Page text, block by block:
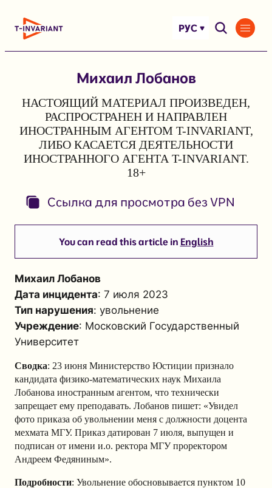
РУС
Михаил Лобанов
НАСТОЯЩИЙ МАТЕРИАЛ ПРОИЗВЕДЕН,
РАСПРОСТРАНЕН И НАПРАВЛЕН
ИНОСТРАННЫМ АГЕНТОМ T-INVARIANT,
ЛИБО КАСАЕТСЯ ДЕЯТЕЛЬНОСТИ
ИНОСТРАННОГО АГЕНТА T-INVARIANT.
18+
Ссылка для просмотра без VPN
You can read this article in English
Михаил Лобанов
Дата инцидента: 7 июля 2023
Тип нарушения: увольнение
Учреждение: Московский Государственный
Университет
Сводка: 23 июня Министерство Юстиции признало
кандидата физико-математических наук Михаила
Лобанова иностранным агентом, что технически
запрещает ему преподавать. Лобанов пишет: «Увидел
фото приказа об увольнении меня с должности доцента
мехмата МГУ. Приказ датирован 7 июля, выпущен и
подписан от имени и.о. ректора МГУ проректором
Андреем Федяниным».
Подробности: Увольнение обосновывается пунктом 10